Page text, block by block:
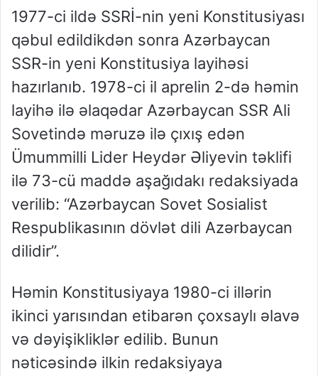
1977-ci ildə SSRİ-nin yeni Konstitusiyası
qəbul edildikdən sonra Azərbaycan
SSR-in yeni Konstitusiya layihəsi
hazırlanıb. 1978-ci il aprelin 2-də həmin
layihə ilə əlaqədar Azərbaycan SSR Ali
Sovetində məruzə ilə çıxış edən
Ümummilli Lider Heydər Əliyevin təklifi
ilə 73-cü maddə aşağıdakı redaksiyada
verilib: “Azərbaycan Sovet Sosialist
Respublikasının dövlət dili Azərbaycan
dilidir”.
Həmin Konstitusiyaya 1980-ci illərin
ikinci yarısından etibarən çoxsaylı əlavə
və dəyişikliklər edilib. Bunun
nəticəsində ilkin redaksiyaya